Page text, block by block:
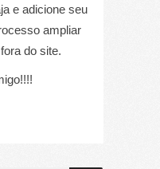
e adicione seu
ampliar
do site.